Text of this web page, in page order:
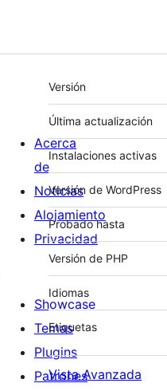
Meta
Versión
Última actualización
Instalaciones activas
Versión de WordPress
Probado hasta
Versión de PHP
Idiomas
Etiquetas
Vista Avanzada
Acerca
de
Noticias
Alojamiento
Privacidad
Showcase
Temas
Plugins
Patrones